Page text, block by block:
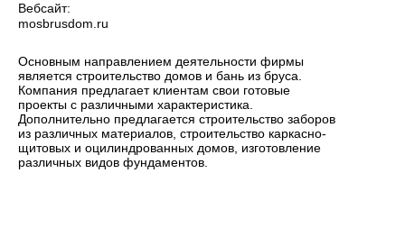
Вебсайт:
mosbrusdom.ru
Основным направлением деятельности фирмы
является строительство домов и бань из бруса.
Компания предлагает клиентам свои готовые
проекты с различными характеристика.
Дополнительно предлагается строительство заборов
из различных материалов, строительство каркасно-
щитовых и оцилиндрованных домов, изготовление
различных видов фундаментов.